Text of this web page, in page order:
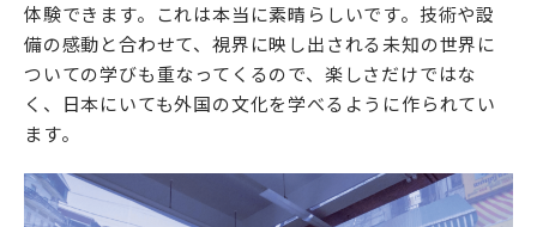
体験できます。これは本当に素晴らしいです。技術や設
備の感動と合わせて、視界に映し出される未知の世界に
ついての学びも重なってくるので、楽しさだけではな
く、日本にいても外国の文化を学べるように作られてい
ます。